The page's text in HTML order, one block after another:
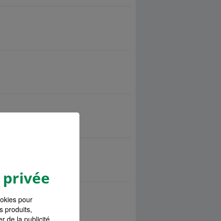
pour
produits,
de la publicité